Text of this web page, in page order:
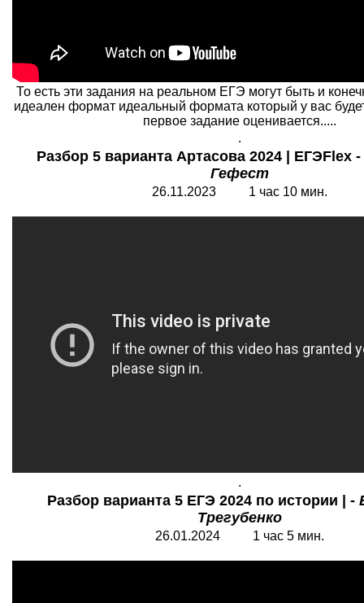
То есть эти задания на реальном ЕГЭ могут быть и
идеален формат идеальный формата который у вас
первое задание оценивается.....
.
Разбор 5 варианта Артасова 2024 | ЕГЭFlex -
Гефест
26.11.2023 1 час 10 мин.
.
Разбор варианта 5 ЕГЭ 2024 по истории | -
Трегубенко
26.01.2024 1 час 5 мин.